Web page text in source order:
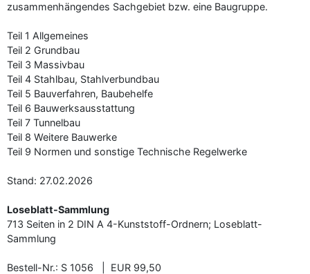
zusammenhängendes Sachgebiet bzw. eine Baugruppe.
Teil 1 Allgemeines
Teil 2 Grundbau
Teil 3 Massivbau
Teil 4 Stahlbau, Stahlverbundbau
Teil 5 Bauverfahren, Baubehelfe
Teil 6 Bauwerksausstattung
Teil 7 Tunnelbau
Teil 8 Weitere Bauwerke
Teil 9 Normen und sonstige Technische Regelwerke
Stand: 27.02.2026
Loseblatt-Sammlung
713 Seiten in 2 DIN A 4-Kunststoff-Ordnern; Loseblatt-
Sammlung
Bestell-Nr.: S 1056 | EUR 99,50